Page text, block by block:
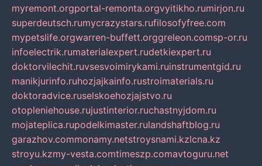
myremont.orgportal-remonta.orgvyitikho.rumirjon.ru
superdeutsch.rumycrazystars.rufilosofyfree.com
mypetslife.orgwarren-buffett.orggreleon.comsp-or.ru
infoelectrik.rumaterialexpert.rudetkiexpert.ru
doktorvilechit.ruvsesvoimirykami.ruinstrumentgid.ru
manikjurinfo.ruhozjajkainfo.rustroimaterials.ru
doktoradvice.ruselskoehozjajstvo.ru
otopleniehouse.rujustinterior.ruchastnyjdom.ru
mojateplica.rupodelkimaster.rulandshaftblog.ru
garazhov.commonamy.netstroysnami.kzlcna.kz
stroyu.kzmy-vesta.comtimeszp.comavtoguru.net